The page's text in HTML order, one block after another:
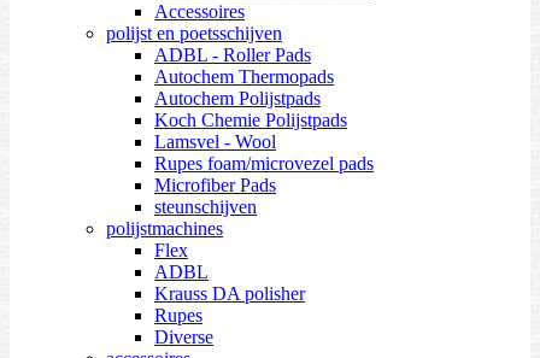
Accessoires
polijst en poetsschijven
ADBL - Roller Pads
Autochem Thermopads
Autochem Polijstpads
Koch Chemie Polijstpads
Lamsvel - Wool
Rupes foam/microvezel pads
Microfiber Pads
steunschijven
polijstmachines
Flex
ADBL
Krauss DA polisher
Rupes
Diverse